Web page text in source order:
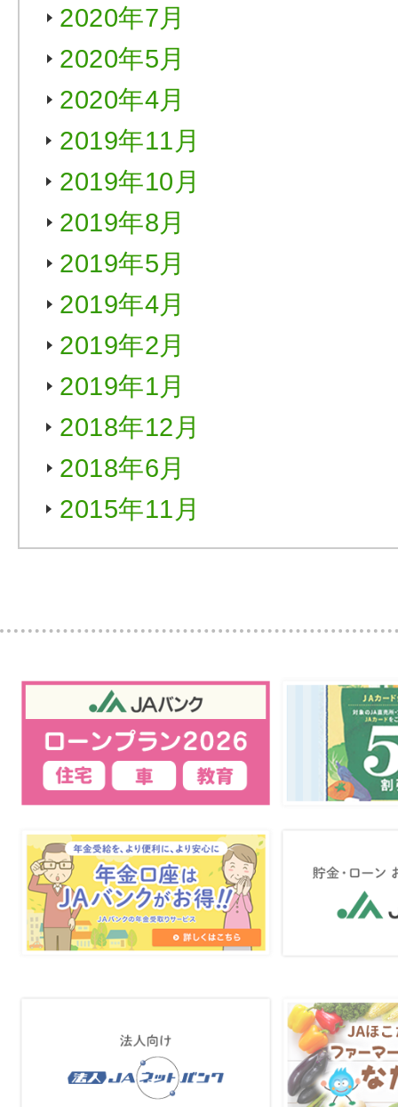
2020年7月
2020年5月
2020年4月
2019年11月
2019年10月
2019年8月
2019年5月
2019年4月
2019年2月
2019年1月
2018年12月
2018年6月
2015年11月